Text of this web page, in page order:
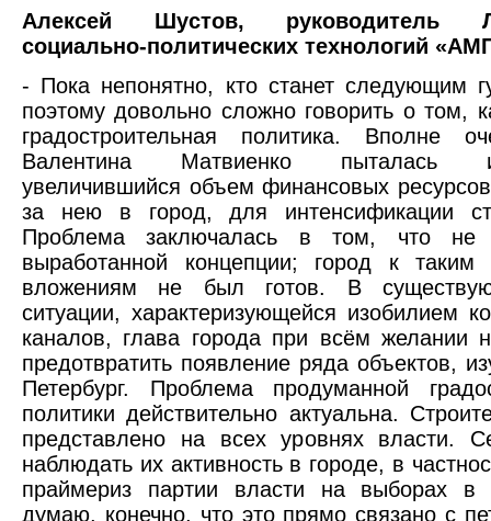
Алексей Шустов, руководитель
социально-политических технологий
- Пока непонятно, кто станет следующим
поэтому довольно сложно говорить о том,
градостроительная политика. Вполне
Валентина Матвиенко пыталась
увеличившийся объем финансовых
за нею в город, для интенсификации
Проблема заключалась в том, что не
выработанной концепции; город к
вложениям не был готов. В
ситуации, характеризующейся изобилием
каналов, глава города при всём желании
предотвратить появление ряда объектов,
Петербург. Проблема продуманной
политики действительно актуальна.
представлено на всех уровнях власти.
наблюдать их активность в городе, в
праймериз партии власти на выборах в
думаю, конечно, что это прямо связано с